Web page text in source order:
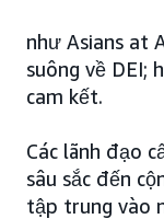
như Asians at
suông về DEI;
cam kết.
Các lãnh đạo
sâu sắc đến
tập trung vào